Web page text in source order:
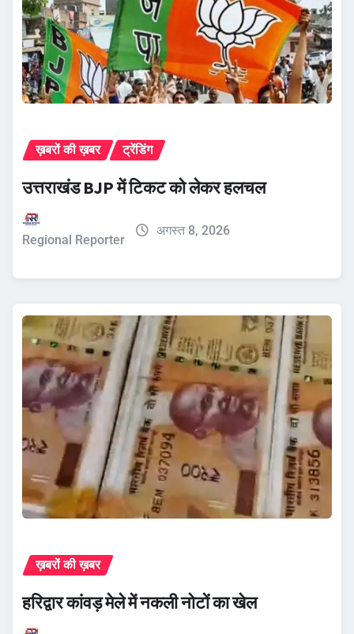
ख़बरों की ख़बर ट्रेंडिंग
उत्तराखंड BJP में टिकट को लेकर हलचल
Regional Reporter
अगस्त 8, 2026
ख़बरों की ख़बर
हरिद्वार कांवड़ मेले में नकली नोटों का खेल